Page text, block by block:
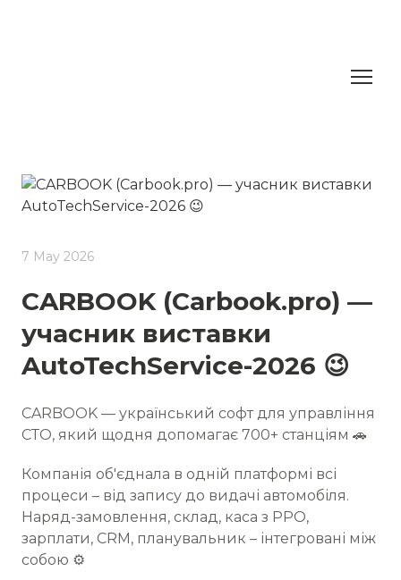
7 May 2026
CARBOOK (Carbook.pro) —
учасник виставки
AutoTechService-2026 😉
CARBOOK — український софт для управління
СТО, який щодня допомагає 700+ станціям 🚗
Компанія об'єднала в одній платформі всі
процеси – від запису до видачі автомобіля.
Наряд-замовлення, склад, каса з РРО,
зарплати, CRM, планувальник – інтегровані між
собою ⚙️